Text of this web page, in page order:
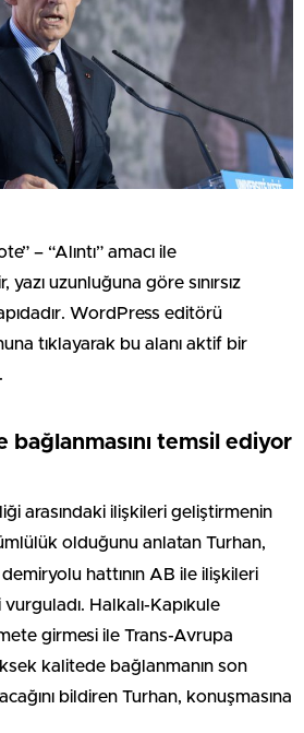
– “Alıntı” amacı ile
yazı uzunluğuna göre sınırsız
WordPress editörü
tıklayarak bu alanı aktif bir
bağlanmasını temsil ediyor
arasındaki ilişkileri geliştirmenin
olduğunu anlatan Turhan,
hattının AB ile ilişkileri
Halkalı-Kapıkule
girmesi ile Trans-Avrupa
kalitede bağlanmanın son
bildiren Turhan, konuşmasına